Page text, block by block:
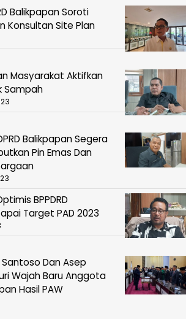
Balikpapan Soroti
Konsultan Site Plan
Masyarakat Aktifkan
Sampah
Balikpapan Segera
Pin Emas Dan
BPPDRD
Target PAD 2023
Dan Asep
Wajah Baru Anggota
Hasil PAW